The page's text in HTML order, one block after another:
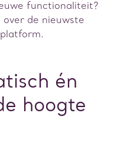
functionaliteit?
over de nieuwste
én
hoogte